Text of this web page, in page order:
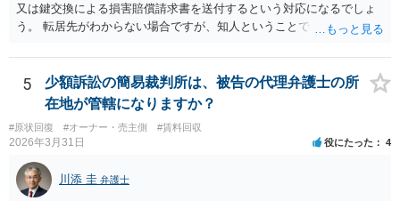
又は鍵交換による損害賠償請求書を送付するという対応になるでしょ
う。 転居先がわからない場合ですが、知人ということで、連絡がつく
で、適切な対応が望めない場合は、債権回収を弁護士に依頼すること
をご検討ください。
5
少額訴訟の簡易裁判所は、被告の代理弁護士の所
在地が管轄になりますか？
#原状回復 #オーナー・売主側 #賃料回収
2026年3月31日 役にたった 4
川添 圭 弁護士